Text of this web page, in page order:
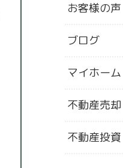
お客様の声
ブログ
マイホーム
不動産売却
不動産投資